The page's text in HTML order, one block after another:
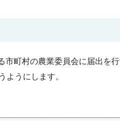
市町村の農業委員会に届出を
ようにします。